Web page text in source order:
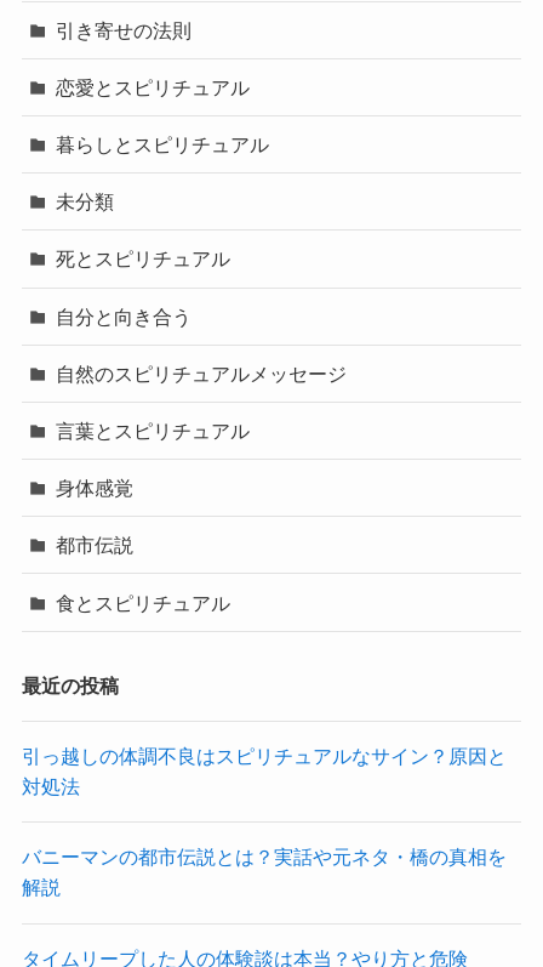
引き寄せの法則
恋愛とスピリチュアル
暮らしとスピリチュアル
未分類
死とスピリチュアル
自分と向き合う
自然のスピリチュアルメッセージ
言葉とスピリチュアル
身体感覚
都市伝説
食とスピリチュアル
最近の投稿
引っ越しの体調不良はスピリチュアルなサイン？原因と
対処法
バニーマンの都市伝説とは？実話や元ネタ・橋の真相を
解説
タイムリープした人の体験談は本当？やり方と危険